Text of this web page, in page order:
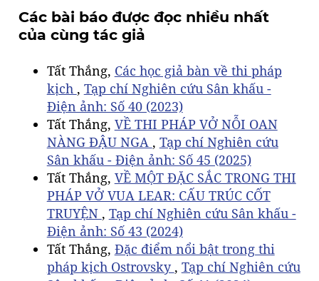
Các bài báo được đọc nhiều nhất
của cùng tác giả
Tất Thắng, Các học giả bàn về thi pháp
kịch , Tạp chí Nghiên cứu Sân khấu -
Điện ảnh: Số 40 (2023)
Tất Thắng, VỀ THI PHÁP VỞ NỖI OAN
NÀNG ĐẬU NGA , Tạp chí Nghiên cứu
Sân khấu - Điện ảnh: Số 45 (2025)
Tất Thắng, VỀ MỘT ĐẶC SẮC TRONG THI
PHÁP VỞ VUA LEAR: CẤU TRÚC CỐT
TRUYỆN , Tạp chí Nghiên cứu Sân khấu -
Điện ảnh: Số 43 (2024)
Tất Thắng, Đặc điểm nổi bật trong thi
pháp kịch Ostrovsky , Tạp chí Nghiên cứu